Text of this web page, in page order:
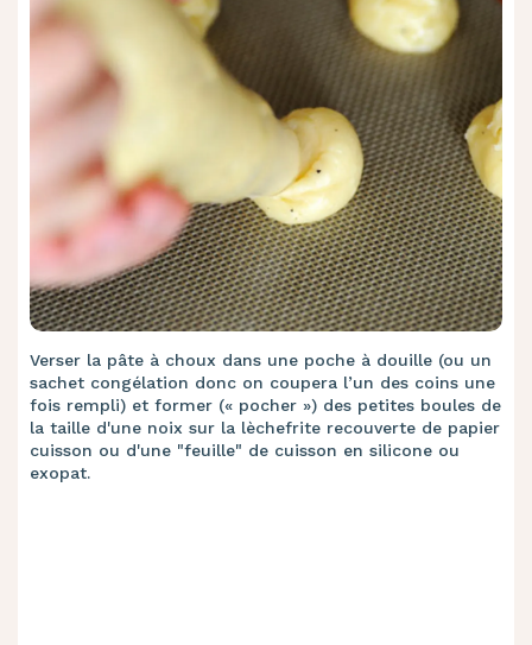
Verser la pâte à choux dans une poche à douille (ou un
sachet congélation donc on coupera l’un des coins une
fois rempli) et former (« pocher ») des petites boules de
la taille d'une noix sur la lèchefrite recouverte de papier
cuisson ou d'une "feuille" de cuisson en silicone ou
exopat.